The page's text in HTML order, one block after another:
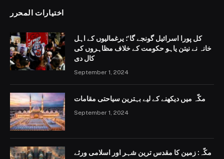
اختيارات المحرر
کل پورا اسرائیل گونجے گا‘؛ یرغمالیوں کے اہل
خانہ نے نیتن یاہو حکومت کے خلاف مظاہروں کی
کال دی
September 1, 2024
مکّہ میں دیکھنے کے لیے بہترین سیاحتی مقامات
September 1, 2024
مکّہ: زمین کا مقدس ترین شہر اور اسلامی ورثے